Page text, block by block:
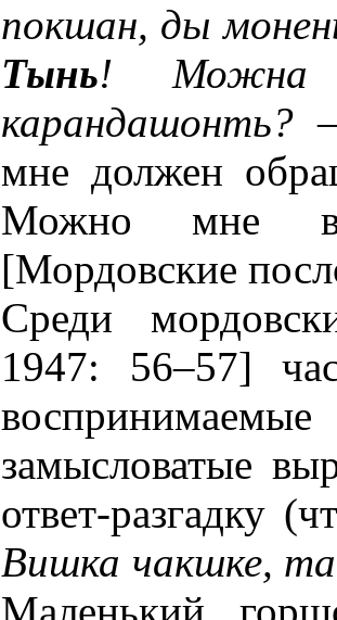
покшан, ды
Тынь! Можна
карандашонть?
мне должен
Можно мне
[Мордовские
Среди
1947: 56–57]
замысловатые
ответ-разгадку
Вишка чакшке,